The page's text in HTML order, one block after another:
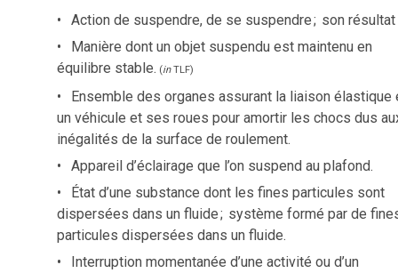
Action de suspendre, de se suspendre; son résultat
Manière dont un objet suspendu est maintenu en
équilibre stable. (inTLF)
Ensemble des organes assurant la liaison élastique
un véhicule et ses roues pour amortir les chocs dus
inégalités de la surface de roulement.
Appareil d’éclairage que l’on suspend au plafond.
État d’une substance dont les fines particules sont
dispersées dans un fluide; système formé par de
particules dispersées dans un fluide.
Interruption momentanée d’une activité ou d’un